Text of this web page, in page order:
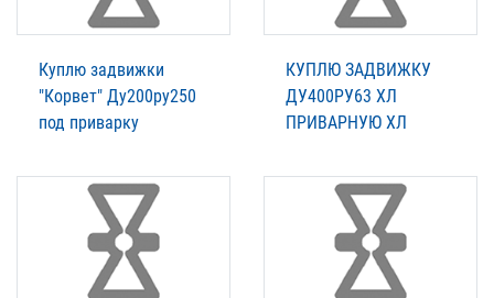
Куплю задвижки
"Корвет" Ду200ру250
под приварку
КУПЛЮ ЗАДВИЖКУ
ДУ400РУ63 ХЛ
ПРИВАРНУЮ ХЛ